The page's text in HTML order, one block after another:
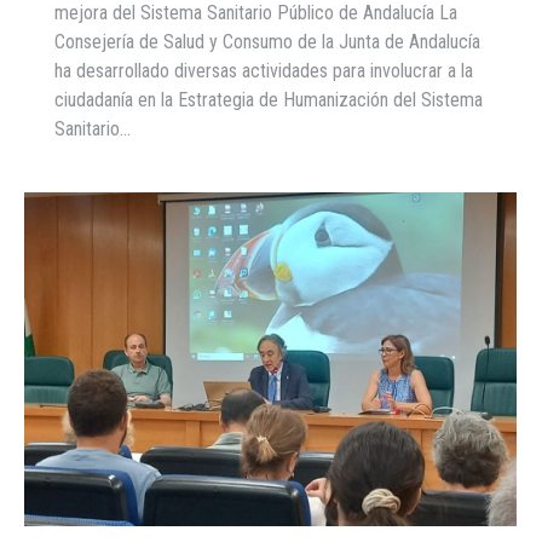
mejora del Sistema Sanitario Público de Andalucía La
Consejería de Salud y Consumo de la Junta de Andalucía
ha desarrollado diversas actividades para involucrar a la
ciudadanía en la Estrategia de Humanización del Sistema
Sanitario…